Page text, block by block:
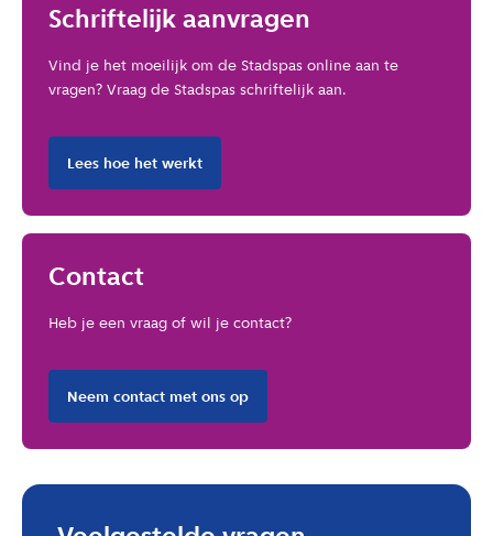
Schriftelijk aanvragen
Vind je het moeilijk om de Stadspas online aan te
vragen? Vraag de Stadspas schriftelijk aan.
Lees hoe het werkt
Contact
Heb je een vraag of wil je contact?
Neem contact met ons op